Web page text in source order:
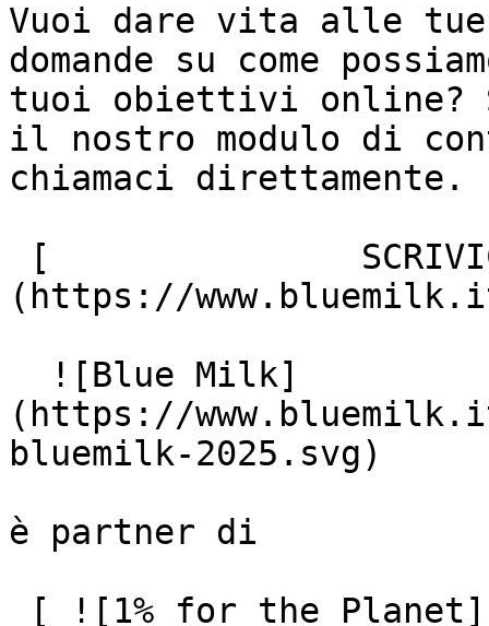
Vuoi dare vita alle
domande su come
tuoi obiettivi online?
il nostro modulo di
chiamaci direttamente.
(https://
(https://
bluemilk-2025.svg)
è partner di